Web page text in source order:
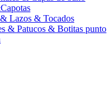
Lazos & Tocados
& Patucos & Botitas punto